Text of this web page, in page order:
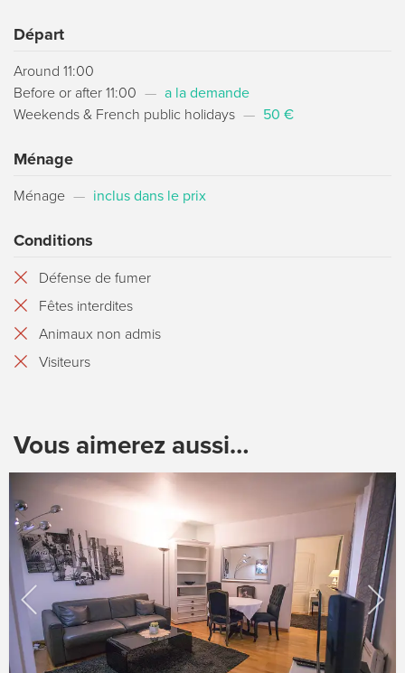
Départ
Around 11:00
Before or after 11:00 — a la demande
Weekends & French public holidays — 50 €
Ménage
Ménage — inclus dans le prix
Conditions
Défense de fumer
Fêtes interdites
Animaux non admis
Visiteurs
Vous aimerez aussi…